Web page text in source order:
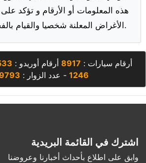
هذه المعلومات أو الأرقام و تؤكد
الأغراض المعلنة شخصيا والقيام بالفحص قبل الشراء.
أرقام سيارات : 8917 أرقام أوريدو :
1246 - عدد الزوار :
اشترك في القائمة البريدية
وابق على اطلاع بأحداث أخبارنا وعروضنا